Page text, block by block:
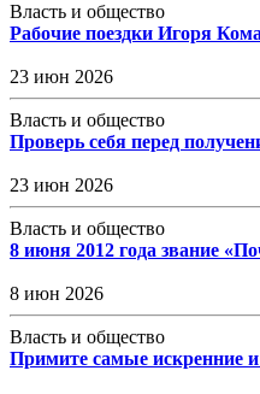
Власть и общество
Рабочие поездки Игоря
23 июн 2026
Власть и общество
Проверь себя перед
23 июн 2026
Власть и общество
8 июня 2012 года звание
8 июн 2026
Власть и общество
Примите самые искренние